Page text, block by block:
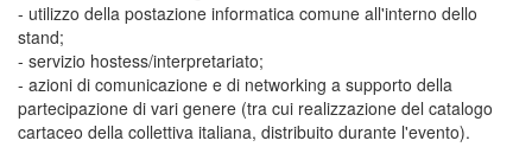
- utilizzo della postazione informatica comune all'interno dello
stand;
- servizio hostess/interpretariato;
- azioni di comunicazione e di networking a supporto della
partecipazione di vari genere (tra cui realizzazione del catalogo
cartaceo della collettiva italiana, distribuito durante l'evento).